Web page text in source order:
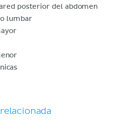
posterior del abdomen
lumbar